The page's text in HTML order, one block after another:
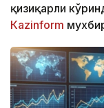
қизиқарли
Кazinform